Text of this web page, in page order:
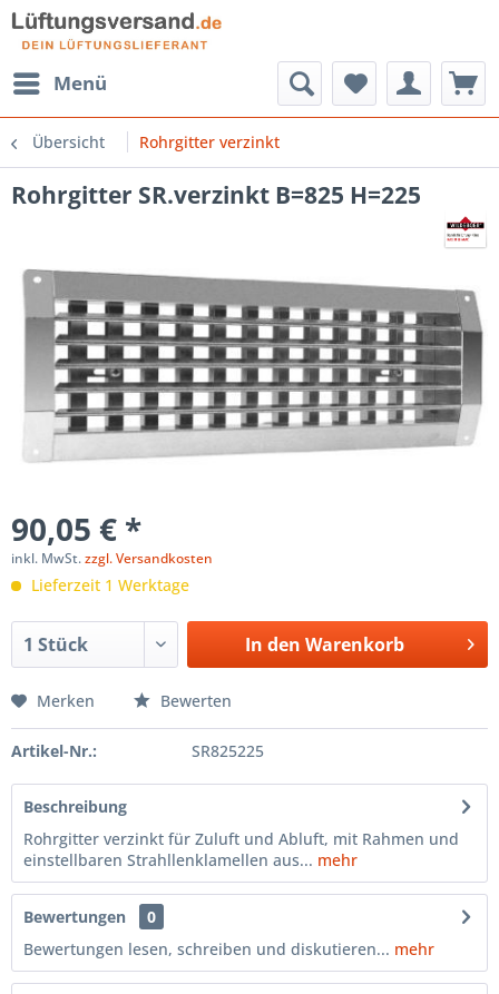
Menü
Übersicht Rohrgitter verzinkt
Rohrgitter SR.verzinkt B=825 H=225
90,05 € *
inkl. MwSt.zzgl. Versandkosten
Lieferzeit 1 Werktage
In den Warenkorb
Merken Bewerten
Artikel-Nr.: SR825225
Beschreibung
Rohrgitter verzinkt für Zuluft und Abluft, mit Rahmen und
einstellbaren Strahllenklamellen aus... mehr
Bewertungen
0
Bewertungen lesen, schreiben und diskutieren... mehr